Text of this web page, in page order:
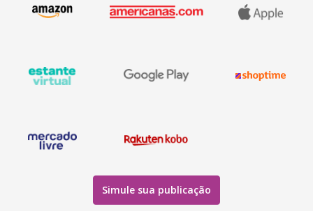
Simule sua publicação